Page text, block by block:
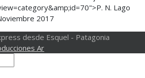
N. Lago
2017
desde Esquel - Patagonia
Ar